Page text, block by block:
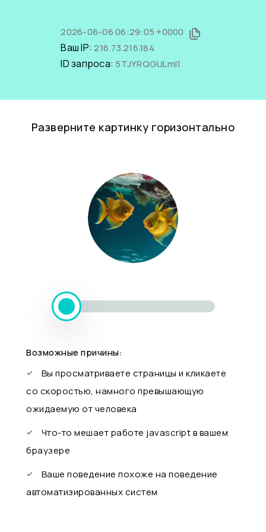
2026-08-06 06:29:05 +0000
Ваш IP:216.73.216.184
ID запроса: 5TJYRQGULmI1
Разверните картинку горизонтально
Возможные причины:
Вы просматриваете страницы и кликаете
со скоростью, намного превышающую
ожидаемую от человека
Что-то мешает работе javascript в вашем
браузере
Ваше поведение похоже на поведение
автоматизированных систем